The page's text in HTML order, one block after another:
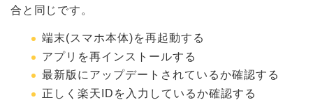
合と同じです。
端末(スマホ本体)を再起動する
アプリを再インストールする
最新版にアップデートされているか確認する
正しく楽天IDを入力しているか確認する